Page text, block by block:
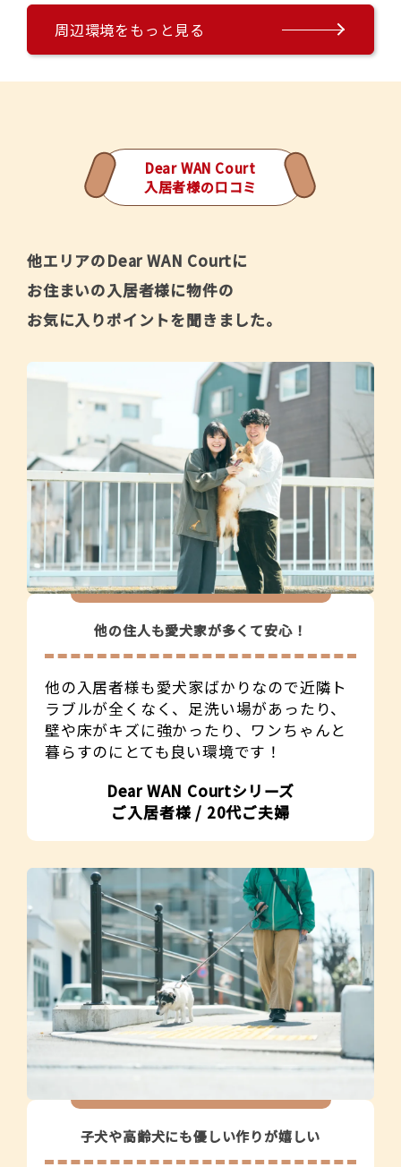
周辺環境をもっと見る
Dear WAN Court
入居者様の口コミ
他エリアのDear WAN Courtに
お住まいの入居者様に物件の
お気に入りポイントを聞きました。
他の住人も愛犬家が多くて安心！
他の入居者様も愛犬家ばかりなので近隣ト
ラブルが全くなく、足洗い場があったり、
壁や床がキズに強かったり、ワンちゃんと
暮らすのにとても良い環境です！
Dear WAN Courtシリーズ
ご入居者様 / 20代ご夫婦
子犬や高齢犬にも優しい作りが嬉しい